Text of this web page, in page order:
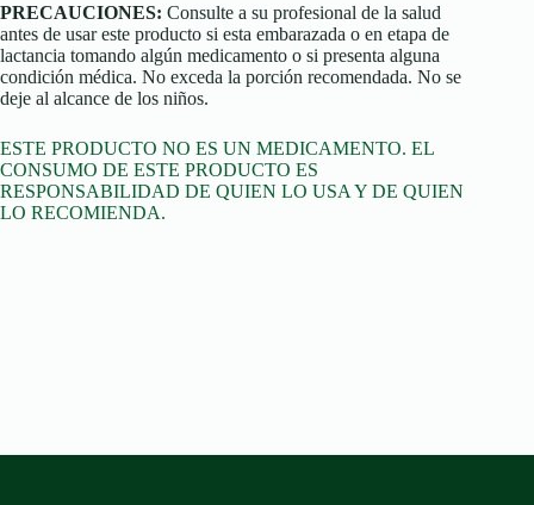
PRECAUCIONES: Consulte a su profesional de la salud
antes de usar este producto si esta embarazada o en etapa de
lactancia tomando algún medicamento o si presenta alguna
condición médica. No exceda la porción recomendada. No se
deje al alcance de los niños.
ESTE PRODUCTO NO ES UN MEDICAMENTO. EL
CONSUMO DE ESTE PRODUCTO ES
RESPONSABILIDAD DE QUIEN LO USA Y DE QUIEN
LO RECOMIENDA.